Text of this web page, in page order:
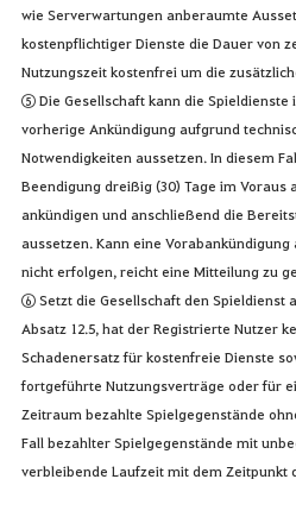
wie Serverwartungen anberaumte
kostenpflichtiger Dienste die Dauer von
Nutzungszeit kostenfrei um die
⑤ Die Gesellschaft kann die Spieldienste
vorherige Ankündigung aufgrund
Notwendigkeiten aussetzen. In diesem
Beendigung dreißig (30) Tage im Voraus
ankündigen und anschließend die
aussetzen. Kann eine
nicht erfolgen, reicht eine Mitteilung zu
⑥ Setzt die Gesellschaft den Spieldienst
Absatz 12.5, hat der Registrierte Nutzer
Schadenersatz für kostenfreie Dienste
fortgeführte Nutzungsverträge oder für
Zeitraum bezahlte Spielgegenstände
Fall bezahlter Spielgegenstände mit
verbleibende Laufzeit mit dem Zeitpunkt